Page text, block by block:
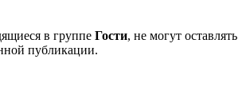
в группе Гости, не могут оставлять
публикации.